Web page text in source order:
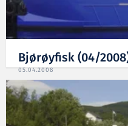
Bjørøyfisk (04/
05.04.2008